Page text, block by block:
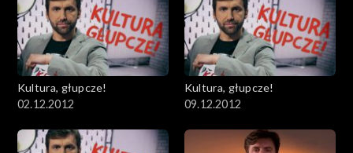
Kultura, głupcze!
02.12.2012
Kultura, głupcze!
09.12.2012